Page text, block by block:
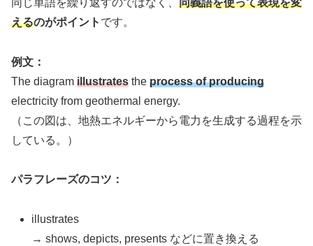
えるのがポイント です。
例文：
The diagram illustrates the process of producing
electricity from geothermal energy.
（この図は、地熱エネルギーから電力を生成する過程を示
している。）
パラフレーズのコツ：
illustrates
→ shows, depicts, presents などに置き換える